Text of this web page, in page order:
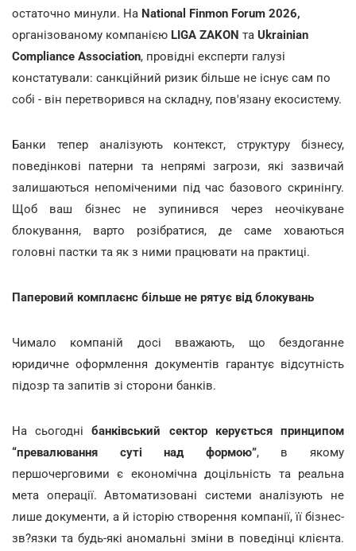
остаточно минули. На National Finmon Forum 2026,
організованому компанією LIGA ZAKON та Ukrainian
Compliance Association, провідні експерти галузі
констатували: санкційний ризик більше не існує сам по
собі - він перетворився на складну, пов'язану екосистему.
Банки тепер аналізують контекст, структуру бізнесу,
поведінкові патерни та непрямі загрози, які зазвичай
залишаються непоміченими під час базового скринінгу.
Щоб ваш бізнес не зупинився через неочікуване
блокування, варто розібратися, де саме ховаються
головні пастки та як з ними працювати на практиці.
Паперовий комплаєнс більше не рятує від блокувань
Чимало компаній досі вважають, що бездоганне
юридичне оформлення документів гарантує відсутність
підозр та запитів зі сторони банків.
На сьогоднібанківський сектор керується принципом
“превалювання суті над формою”, в якому
першочерговими є економічна доцільність та реальна
мета операції. Автоматизовані системи аналізують не
лише документи, а й історію створення компанії, її бізнес-
зв?язки та будь-які аномальні зміни в поведінці клієнта.